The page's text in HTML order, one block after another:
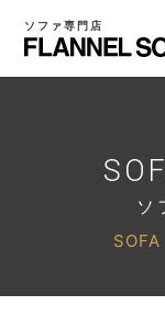
ソファ専門店
ソ